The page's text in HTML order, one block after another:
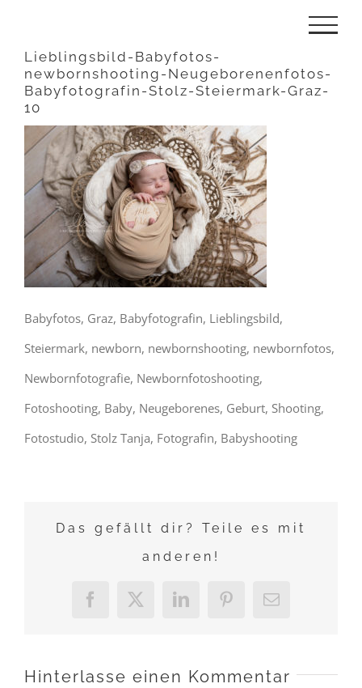
springen
Lieblingsbild-Babyfotos-
newbornshooting-Neugeborenenfotos-
Babyfotografin-Stolz-Steiermark-Graz-
10
Babyfotos, Graz, Babyfotografin, Lieblingsbild,
Steiermark, newborn, newbornshooting, newbornfotos,
Newbornfotografie, Newbornfotoshooting,
Fotoshooting, Baby, Neugeborenes, Geburt, Shooting,
Fotostudio, Stolz Tanja, Fotografin, Babyshooting
Das gefällt dir? Teile es mit
anderen!
Facebook
X LinkedInPinterest
E-
Hinterlasse einen Kommentar